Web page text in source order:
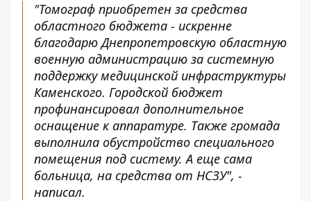
"Томограф приобретен за средства
областного бюджета - искренне
благодарю Днепропетровскую областную
военную администрацию за системную
поддержку медицинской инфраструктуры
Каменского. Городской бюджет
профинансировал дополнительное
оснащение к аппаратуре. Также громада
выполнила обустройство специального
помещения под систему. А еще сама
больница, на средства от НСЗУ", -
написал.